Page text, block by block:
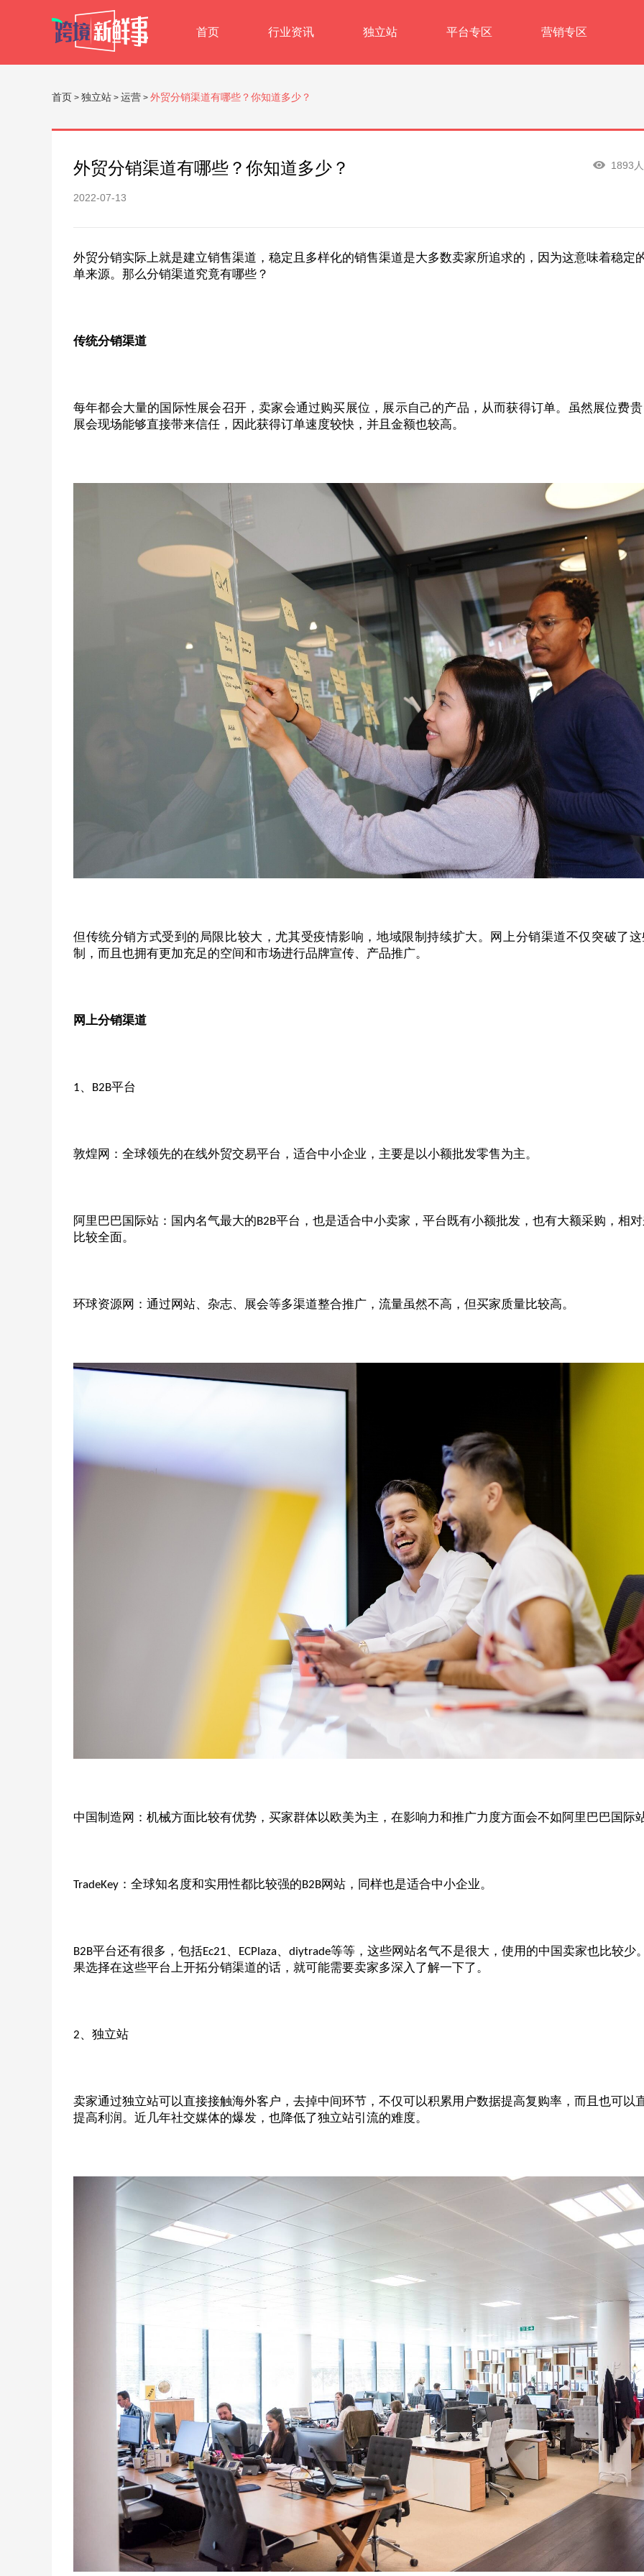
首页 行业资讯 独立站 平台专区 营销专区
首页 > 独立站 > 运营 > 外贸分销渠道有哪些？你知道多少？
外贸分销渠道有哪些？你知道多少？
2022-07-13
1893
外贸分销实际上就是建立销售渠道，稳定且多样化的销售渠道是大多数卖家所追求的，因为这意味着稳定
单来源。那么分销渠道究竟有哪些？
传统分销渠道
每年都会大量的国际性展会召开，卖家会通过购买展位，展示自己的产品，从而获得订单。虽然展位费
展会现场能够直接带来信任，因此获得订单速度较快，并且金额也较高。
但传统分销方式受到的局限比较大，尤其受疫情影响，地域限制持续扩大。网上分销渠道不仅突破了
制，而且也拥有更加充足的空间和市场进行品牌宣传、产品推广。
网上分销渠道
1、 B2B平台
敦煌网：全球领先的在线外贸交易平台，适合中小企业，主要是以小额批发零售为主。
阿里巴巴国际站：国内名气最大的B2B平台，也是适合中小卖家，平台既有小额批发，也有大额采购，相
比较全面。
环球资源网：通过网站、杂志、展会等多渠道整合推广，流量虽然不高，但买家质量比较高。
中国制造网：机械方面比较有优势，买家群体以欧美为主，在影响力和推广力度方面会不如阿里巴巴国际
TradeKey ：全球知名度和实用性都比较强的B2B网站，同样也是适合中小企业。
B2B平台还有很多，包括Ec21、 ECPlaza、 diytrade等等，这些网站名气不是很大，使用的中国卖家也比较少
果选择在这些平台上开拓分销渠道的话，就可能需要卖家多深入了解一下了。
2、独立站
卖家通过独立站可以直接接触海外客户，去掉中间环节，不仅可以积累用户数据提高复购率，而且也可以
提高利润。近几年社交媒体的爆发，也降低了独立站引流的难度。